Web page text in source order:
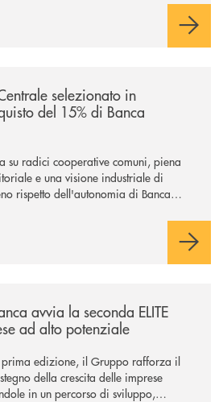
selezionato in
del 15% di Banca
su radici cooperative comuni, piena
e una visione industriale di
rispetto dell'autonomia di Banca
per la finalizzazione dell’operazione.
avvia la seconda ELITE
ad alto potenziale
prima edizione, il Gruppo rafforza il
della crescita delle imprese
in un percorso di sviluppo,